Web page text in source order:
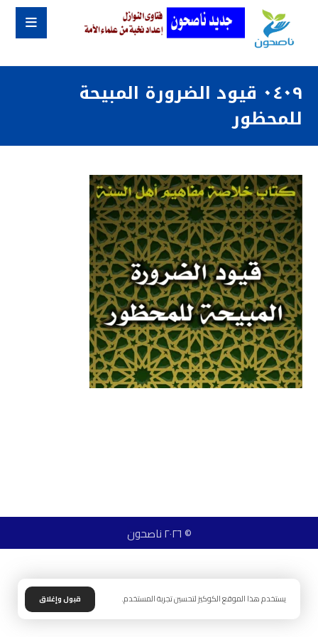
٠٤٠٩ قيود الضرورة المبيحة
للمحظور
© ٢٠٢٦ ناصحون
يستخدم هذا الموقع الكوكيز لتحسين تجربة المستخدم. قبول وإغلاق